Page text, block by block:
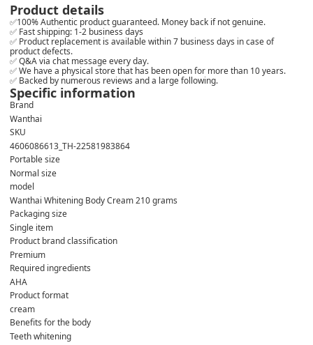
Product details
✅100% Authentic product guaranteed. Money back if not genuine.
✅ Fast shipping: 1-2 business days
✅ Product replacement is available within 7 business days in case of
product defects.
✅ Q&A via chat message every day.
✅ We have a physical store that has been open for more than 10 years.
✅ Backed by numerous reviews and a large following.
Specific information
Brand
Wanthai
SKU
4606086613_TH-22581983864
Portable size
Normal size
model
Wanthai Whitening Body Cream 210 grams
Packaging size
Single item
Product brand classification
Premium
Required ingredients
AHA
Product format
cream
Benefits for the body
Teeth whitening